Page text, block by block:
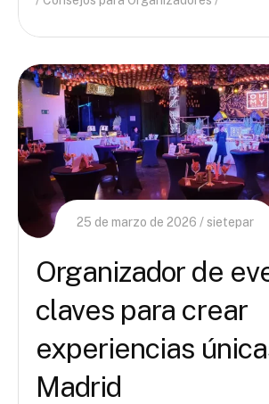
25 de marzo de 2026 sietepar
Organizador de
claves para crear
experiencias
Madrid